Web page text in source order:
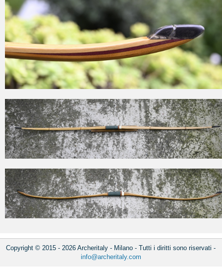
Copyright © 2015 - 2026 Archeritaly - Milano - Tutti i diritti sono riservati -
info@archeritaly.com